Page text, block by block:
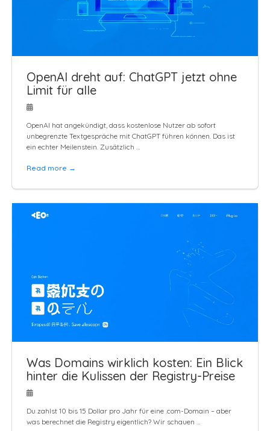
OpenAI dreht auf: ChatGPT jetzt ohne
Limit für alle
OpenAI hat angekündigt, dass kostenlose Nutzer ab sofort
unbegrenzte Textgespräche mit ChatGPT führen können. Das ist
ein echter Meilenstein. Zusätzlich …
Read more →
Was Domains wirklich kosten: Ein Blick
hinter die Kulissen der Registry-Preise
Du zahlst 10 bis 15 Dollar pro Jahr für eine .com-Domain – aber
was berechnet die Registry eigentlich? Wir schauen …